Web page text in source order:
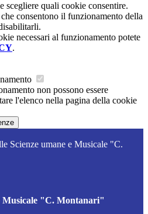
scegliere quali cookie consentire.
consentono il funzionamento della
necessari al funzionamento potete
.
non possono essere
l'elenco nella pagina della cookie
Scienze umane e Musicale "C.
Musicale "C. Montanari"